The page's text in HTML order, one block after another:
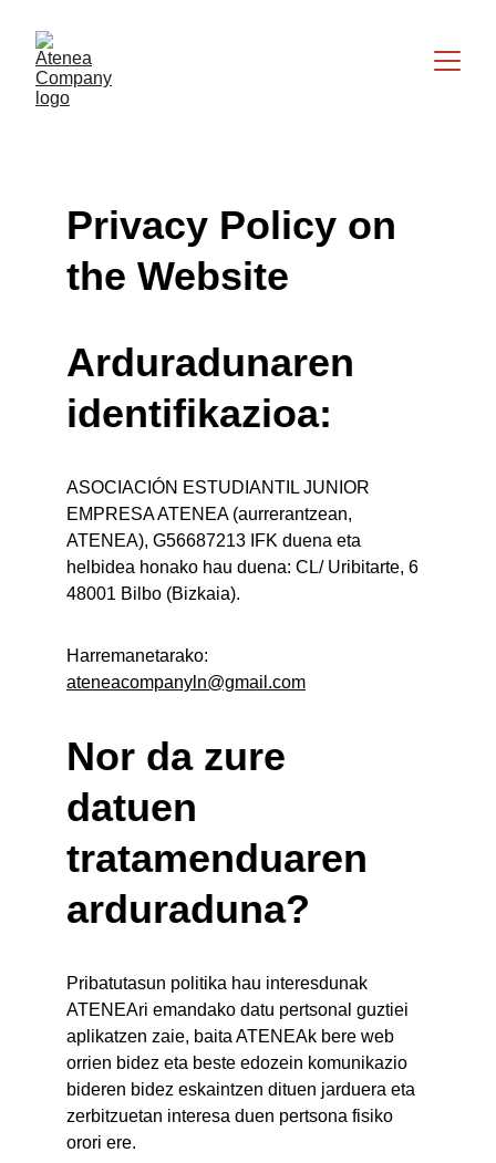
Privacy Policy on
the Website
Arduradunaren
identifikazioa:
ASOCIACIÓN ESTUDIANTIL JUNIOR
EMPRESA ATENEA (aurrerantzean,
ATENEA), G56687213 IFK duena eta
helbidea honako hau duena: CL/ Uribitarte, 6
48001 Bilbo (Bizkaia).
Harremanetarako:
ateneacompanyln@gmail.com
Nor da zure
datuen
tratamenduaren
arduraduna?
Pribatutasun politika hau interesdunak
ATENEAri emandako datu pertsonal guztiei
aplikatzen zaie, baita ATENEAk bere web
orrien bidez eta beste edozein komunikazio
bideren bidez eskaintzen dituen jarduera eta
zerbitzuetan interesa duen pertsona fisiko
orori ere.